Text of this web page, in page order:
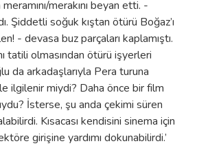
meramını/merakını beyan etti. -
Şiddetli soğuk kıştan ötürü Boğaz’ı
- devasa buz parçaları kaplamıştı.
tatili olmasından ötürü işyerleri
da arkadaşlarıyla Pera turuna
ile ilgilenir miydi? Daha önce bir film
İsterse, şu anda çekimi süren
Kısacası kendisini sinema için
girişine yardımı dokunabilirdi.’